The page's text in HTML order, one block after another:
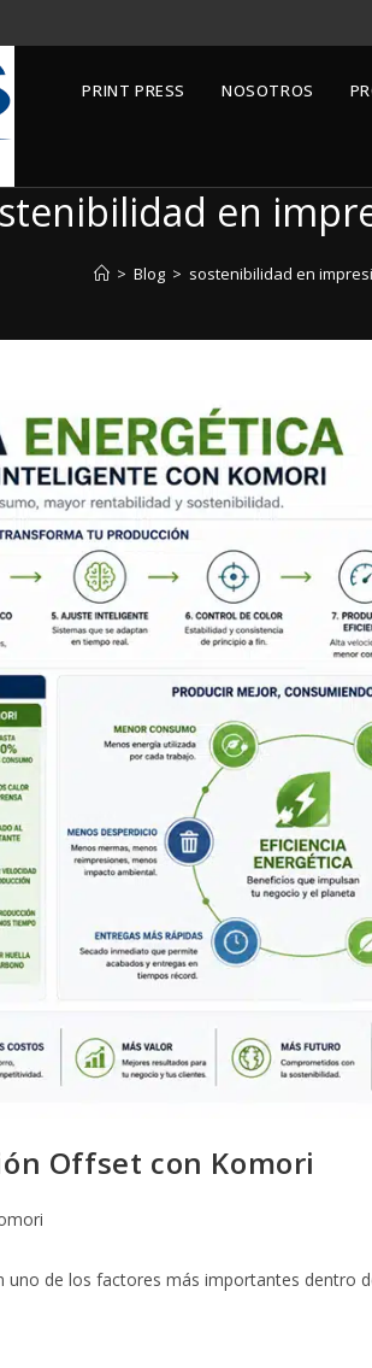
PRINT PRESS NOSOTROS
en
> Blog > sostenibilidad en
Offset con Komori
de los factores más importantes dentro